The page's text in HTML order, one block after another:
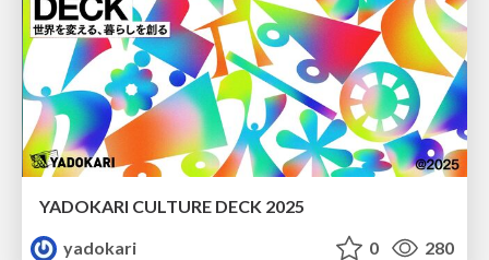
YADOKARI CULTURE DECK 2025
yadokari
0 280